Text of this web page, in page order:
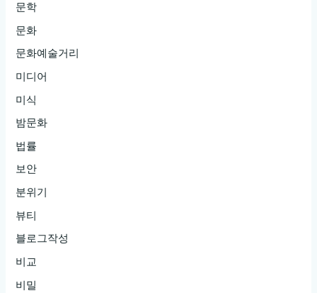
현
룸
싸
롱:
못
할
경
험
아
서
이
문학
문화
문화예술거리
미디어
미식
밤문화
법률
보안
분위기
뷰티
블로그작성
비교
비밀